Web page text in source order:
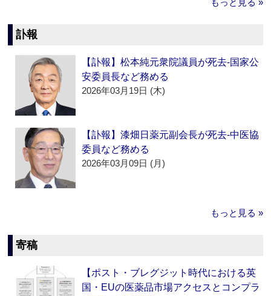
もっと見る »
訃報
【訃報】松本純元衆院議員が死去‐国家公
安委員長など務める
2026年03月19日 (木)
【訃報】漆畑日薬元副会長が死去‐中医協
委員など務める
2026年03月09日 (月)
もっと見る »
寄稿
【ポスト・ブレグジット時代における英
国・EUの医薬品市場アクセスとコンプラ